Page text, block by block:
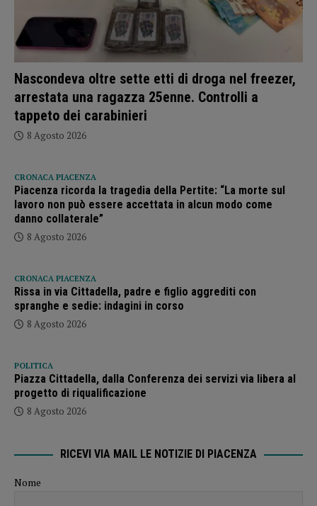
Nascondeva oltre sette etti di droga nel freezer,
arrestata una ragazza 25enne. Controlli a
tappeto dei carabinieri
8 Agosto 2026
CRONACA PIACENZA
Piacenza ricorda la tragedia della Pertite: “La morte sul
lavoro non può essere accettata in alcun modo come
danno collaterale”
8 Agosto 2026
CRONACA PIACENZA
Rissa in via Cittadella, padre e figlio aggrediti con
spranghe e sedie: indagini in corso
8 Agosto 2026
POLITICA
Piazza Cittadella, dalla Conferenza dei servizi via libera al
progetto di riqualificazione
8 Agosto 2026
RICEVI VIA MAIL LE NOTIZIE DI PIACENZA
Nome